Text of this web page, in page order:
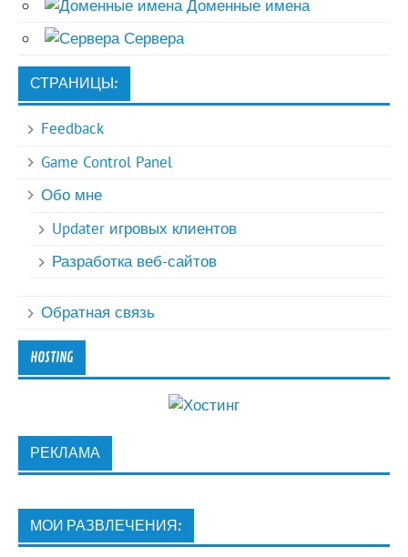
Доменные имена
Сервера
СТРАНИЦЫ:
Feedback
Game Control Panel
Обо мне
Updater игровых клиентов
Разработка веб-сайтов
Обратная связь
HOSTING
РЕКЛАМА
МОИ РАЗВЛЕЧЕНИЯ: